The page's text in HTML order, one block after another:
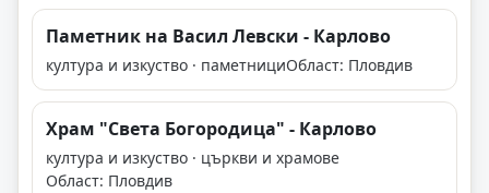
Паметник на Васил Левски - Карлово
култура и изкуство · паметнициОбласт: Пловдив
Храм "Света Богородица" - Карлово
култура и изкуство · църкви и храмове
Област: Пловдив